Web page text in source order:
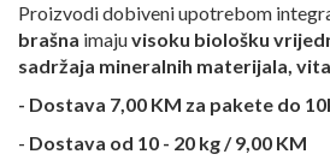
Proizvodi dobiveni upotrebom
brašna imajuvisoku biološku
sadržaja mineralnih materijala,
- Dostava 7,00 KM za pakete do
- Dostava od 10 - 20 kg / 9,00 KM